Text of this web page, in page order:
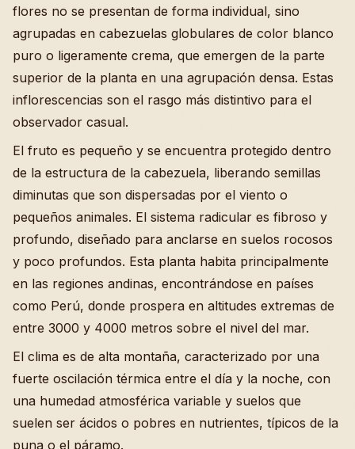
flores no se presentan de forma individual, sino
agrupadas en cabezuelas globulares de color blanco
puro o ligeramente crema, que emergen de la parte
superior de la planta en una agrupación densa. Estas
inflorescencias son el rasgo más distintivo para el
observador casual.
El fruto es pequeño y se encuentra protegido dentro
de la estructura de la cabezuela, liberando semillas
diminutas que son dispersadas por el viento o
pequeños animales. El sistema radicular es fibroso y
profundo, diseñado para anclarse en suelos rocosos
y poco profundos. Esta planta habita principalmente
en las regiones andinas, encontrándose en países
como Perú, donde prospera en altitudes extremas de
entre 3000 y 4000 metros sobre el nivel del mar.
El clima es de alta montaña, caracterizado por una
fuerte oscilación térmica entre el día y la noche, con
una humedad atmosférica variable y suelos que
suelen ser ácidos o pobres en nutrientes, típicos de la
puna o el páramo.